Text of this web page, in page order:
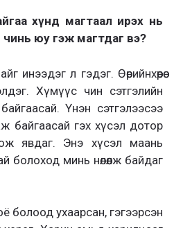
хүнд магтаал ирэх нь
юу гэж магтдаг вэ?
л гэдэг. Өөрийнхөөрөө
Хүмүүс чин сэтгэлийн
Үнэн сэтгэлээсээ
байгаасай гэх хүсэл дотор
явдаг. Энэ хүсэл маань
болоход минь нөлөөлж байдаг
болоод ухаарсан, гэгээрсэн